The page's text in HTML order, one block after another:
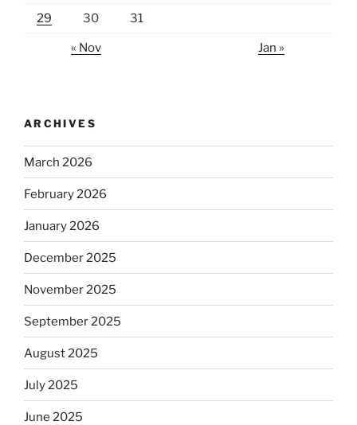
29 30 31
« Nov Jan »
ARCHIVES
March 2026
February 2026
January 2026
December 2025
November 2025
September 2025
August 2025
July 2025
June 2025